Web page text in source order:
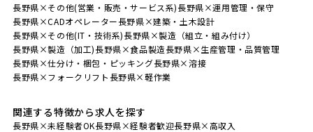
長野県×その他(営業・販売・サービス系)長野県×運用管理・保守
長野県×CADオペレーター長野県×建築・土木設計
長野県×その他(IT・技術系)長野県×製造（組立・組み付け）
長野県×製造（加工)長野県×食品製造長野県×生産管理・品質管理
長野県×仕分け・梱包・ピッキング長野県×溶接
長野県×フォークリフト 長野県×軽作業
関連する特徴から求人を探す
長野県×未経験者OK長野県×経験者歓迎長野県×高収入